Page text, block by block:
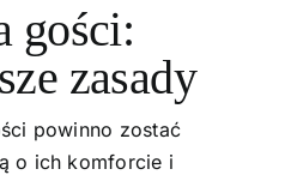
gości:
zasady
powinno zostać
o ich komforcie i